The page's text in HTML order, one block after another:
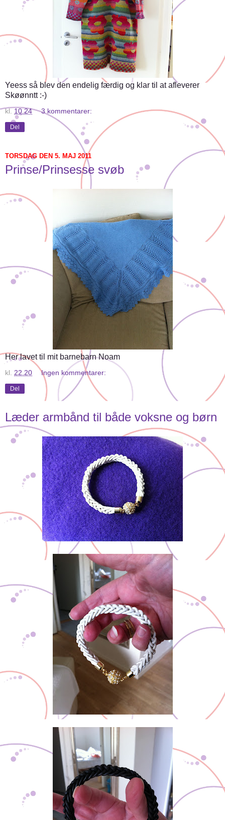
Yeess så blev den endelig færdig og klar til at afleverer
Skøønntt :-)
kl. 10.24 3 kommentarer:
Del
TORSDAG DEN 5. MAJ 2011
Prinse/Prinsesse svøb
Her lavet til mit barnebarn Noam
kl. 22.20 Ingen kommentarer:
Del
Læder armbånd til både voksne og børn